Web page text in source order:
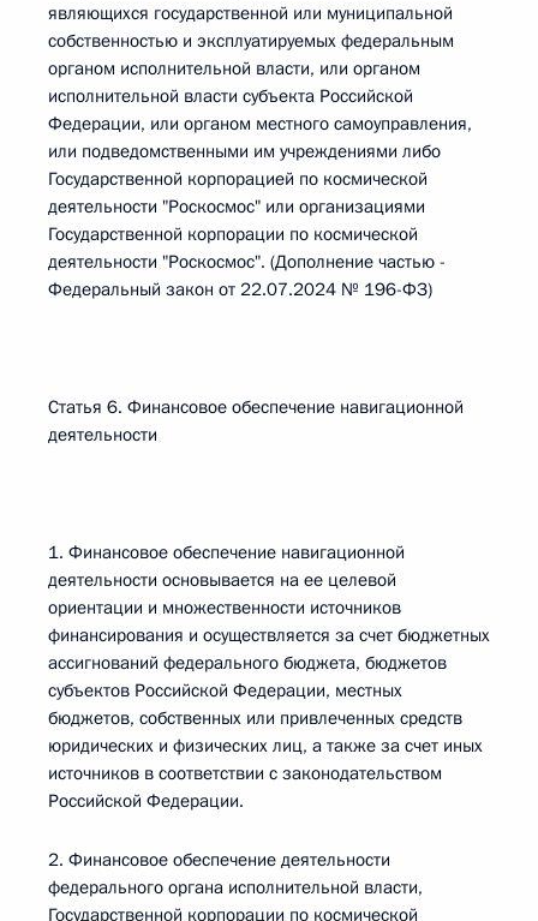
являющихся государственной или муниципальной
собственностью и эксплуатируемых федеральным
органом исполнительной власти, или органом
исполнительной власти субъекта Российской
Федерации, или органом местного самоуправления,
или подведомственными им учреждениями либо
Государственной корпорацией по космической
деятельности "Роскосмос" или организациями
Государственной корпорации по космической
деятельности "Роскосмос". (Дополнение частью -
Федеральный закон от 22.07.2024 № 196-ФЗ)
Статья 6. Финансовое обеспечение навигационной
деятельности
1. Финансовое обеспечение навигационной
деятельности основывается на ее целевой
ориентации и множественности источников
финансирования и осуществляется за счет бюджетных
ассигнований федерального бюджета, бюджетов
субъектов Российской Федерации, местных
бюджетов, собственных или привлеченных средств
юридических и физических лиц, а также за счет иных
источников в соответствии с законодательством
Российской Федерации.
2. Финансовое обеспечение деятельности
федерального органа исполнительной власти,
Государственной корпорации по космической